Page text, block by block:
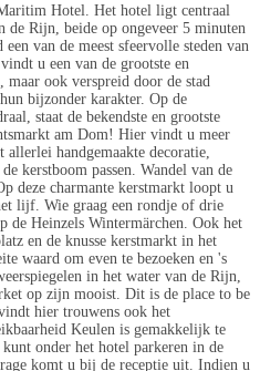
Hotel. Het hotel ligt centraal
de Rijn, beide op ongeveer 5 minuten
van de meest sfeervolle steden van
u een van de grootste en
maar ook verspreid door de stad
bijzonder karakter. Op de
staat de bekendste en grootste
am Dom! Hier vindt u meer
handgemaakte decoratie,
kerstboom passen. Wandel van de
deze charmante kerstmarkt loopt u
lijf. Wie graag een rondje of drie
de Heinzels Wintermärchen. Ook het
en de knusse kerstmarkt in het
waard om even te bezoeken en 's
in het water van de Rijn,
op zijn mooist. Dit is de place to be
hier trouwens ook het
Keulen is gemakkelijk te
onder het hotel parkeren in de
komt u bij de receptie uit. Indien u